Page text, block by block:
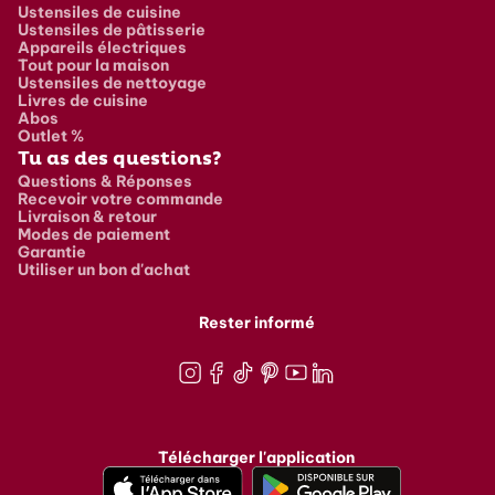
Ustensiles de cuisine
Ustensiles de pâtisserie
Appareils électriques
Tout pour la maison
Ustensiles de nettoyage
Livres de cuisine
Abos
Outlet %
Tu as des questions?
Questions & Réponses
Recevoir votre commande
Livraison & retour
Modes de paiement
Garantie
Utiliser un bon d'achat
Rester informé
Télécharger l'application